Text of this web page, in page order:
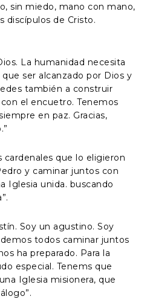
sin miedo, mano con mano,
discípulos de Cristo.
La humanidad necesita
ser alcanzado por Dios y
también a construir
el encuetro. Tenemos
en paz. Gracias,
cardenales que lo eligieron
y caminar juntos con
Iglesia unida. buscando
Soy un agustino. Soy
todos caminar juntos
ha preparado. Para la
especial. Tenems que
Iglesia misionera, que